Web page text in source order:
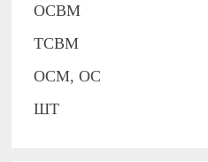
ОСВМ
ТСВМ
ОСМ, ОС
ШТ